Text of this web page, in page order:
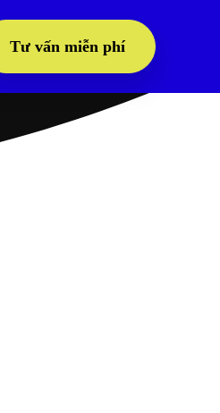
Tư vấn miễn phí
NC LIVING